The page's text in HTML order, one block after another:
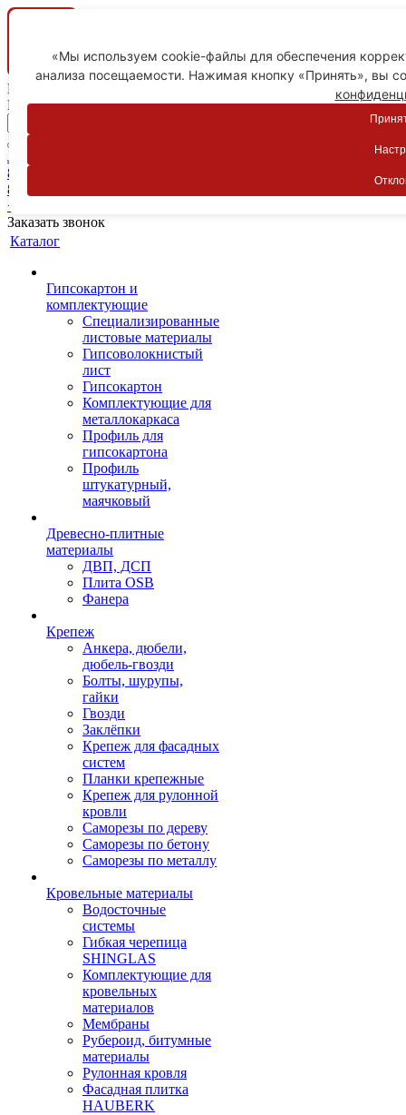
Ваш город
Пятигорск
Личный кабинет
8-800-775-59-89
8-800-775-59-89
+7 918 754-83-77
Заказать звонок
Каталог
Гипсокартон и
комплектующие
Специализированные
листовые материалы
Гипсоволокнистый
лист
Гипсокартон
Комплектующие для
металлокаркаса
Профиль для
гипсокартона
Профиль
штукатурный,
маячковый
Древесно-плитные
материалы
ДВП, ДСП
Плита OSB
Фанера
Крепеж
Анкера, дюбели,
дюбель-гвозди
Болты, шурупы,
гайки
Гвозди
Заклёпки
Крепеж для фасадных
систем
Планки крепежные
Крепеж для рулонной
кровли
Саморезы по дереву
Саморезы по бетону
Саморезы по металлу
Кровельные материалы
Водосточные
системы
Гибкая черепица
SHINGLAS
Комплектующие для
кровельных
материалов
Мембраны
Рубероид, битумные
материалы
Рулонная кровля
Фасадная плитка
HAUBERK
«Мы используем cookie-файлы для обеспечения
анализа посещаемости. Нажимая кнопку «Принять», вы